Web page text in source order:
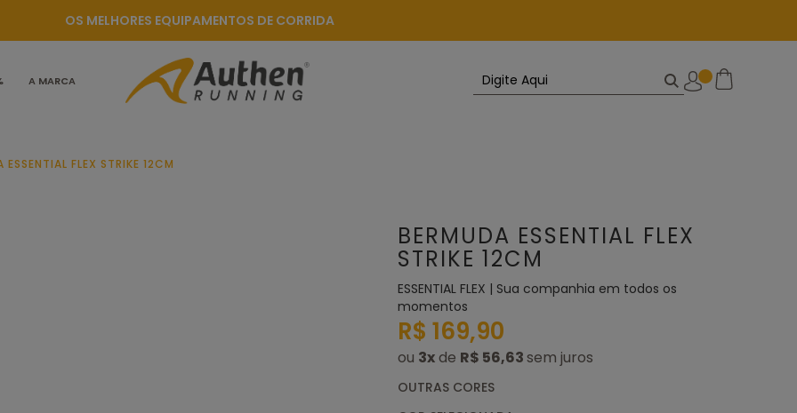
OS MELHORES EQUIPAMENTOS DE CORRIDA
A MARCA
ESSENTIAL FLEX STRIKE 12CM
BERMUDA ESSENTIAL FLEX
STRIKE 12CM
ESSENTIAL FLEX | Sua companhia em todos os
momentos
R$ 169,90
ou 3xde R$ 56,63
OUTRAS CORES